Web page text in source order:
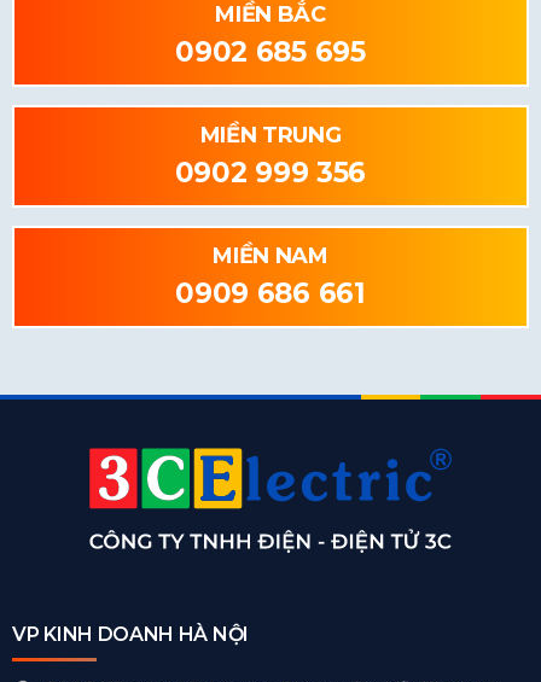
MIỀN BẮC
0902 685 695
MIỀN TRUNG
0902 999 356
MIỀN NAM
0909 686 661
VP KINH DOANH HÀ NỘI